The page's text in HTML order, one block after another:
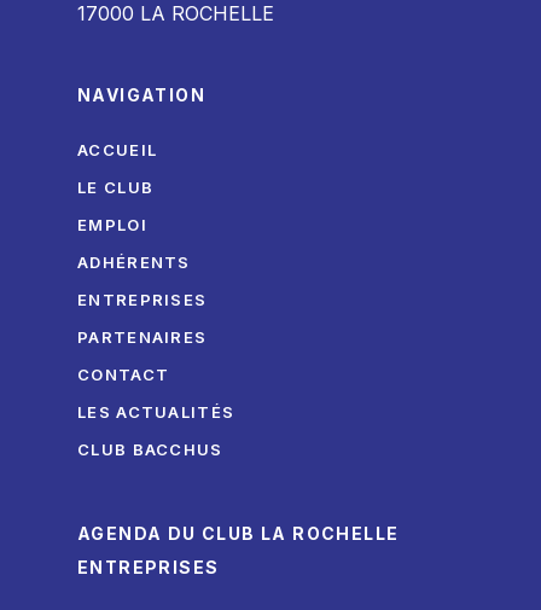
17000 LA ROCHELLE
NAVIGATION
ACCUEIL
LE CLUB
EMPLOI
ADHÉRENTS
ENTREPRISES
PARTENAIRES
CONTACT
LES ACTUALITÉS
CLUB BACCHUS
AGENDA DU CLUB LA ROCHELLE
ENTREPRISES